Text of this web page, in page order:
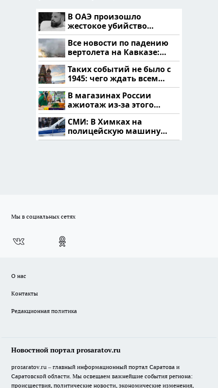
В ОАЭ произошло
жестокое убийство
криптомиллионера
Все новости по падению
вертолета на Кавказе:
читать здесь
Таких событий не было с
1945: чего ждать всем
нам?
В магазинах России
ажиотаж из-за этого
продукта: что купить?
СМИ: В Химках на
полицейскую машину
напали и подожгли.
Мы в социальных сетях
О нас
Контакты
Редакционная политика
Новостной портал prosaratov.ru
prosaratov.ru – главный информационный портал Саратова и
Саратовской области. Мы освещаем важнейшие события региона:
происшествия, политические новости, экономические изменения,